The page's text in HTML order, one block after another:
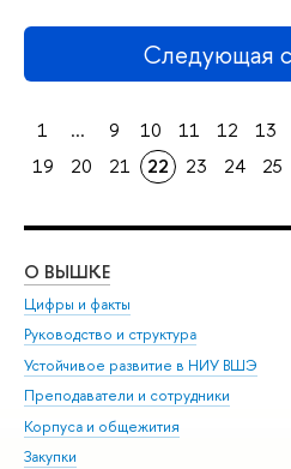
Следующая
1 ... 9 10 11 12 13
19
20 21 22 23 24 25
О ВЫШКЕ
Цифры и факты
Руководство и структура
Устойчивое развитие в НИУ ВШЭ
Преподаватели и сотрудники
Корпуса и общежития
Закупки